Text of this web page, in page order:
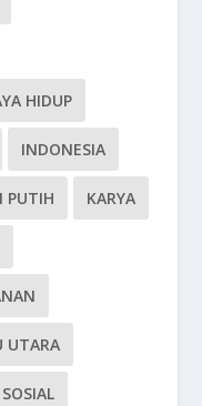
HIDUP
INDONESIA
PUTIH KARYA
UTARA